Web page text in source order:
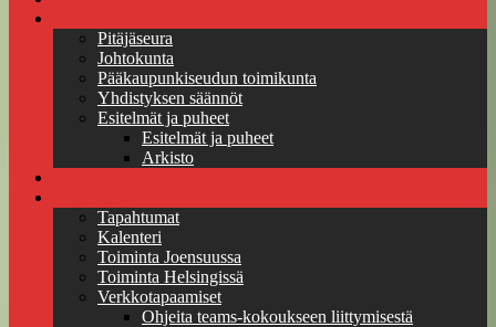
Pitäjäseura
Johtokunta
Pääkaupunkiseudun toimikunta
Yhdistyksen säännöt
Esitelmät ja puheet
Esitelmät ja puheet
Arkisto
Tapahtumat
Kalenteri
Toiminta Joensuussa
Toiminta Helsingissä
Verkkotapaamiset
Ohjeita teams-kokoukseen liittymisestä